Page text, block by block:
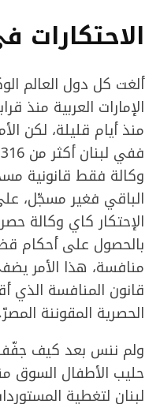
الاحتكارات
ألغت كل دول العالم
الإمارات العربية منذ
منذ أيام قليلة، لكن
وكالة فقط قانونية
الباقي فغير مسجّل،
الإحتكار كاي وكالة
بالحصول على أحكام
منافسة، هذا الأمر
قانون المنافسة الذي
الحصرية المقوننة
ولم ننس بعد كيف
حليب الأطفال
لبنان لتغطية